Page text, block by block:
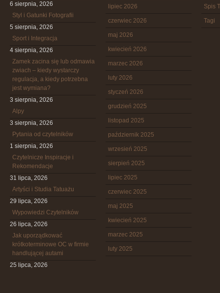
6 sierpnia, 2026
Styl i Gatunki Fotografii
5 sierpnia, 2026
Sport i Integracja
4 sierpnia, 2026
Zamek zacina się lub odmawia
zwiach – kiedy wystarczy
regulacja, a kiedy potrzebna
jest wymiana?
3 sierpnia, 2026
Alpy
3 sierpnia, 2026
Pytania od czytelników
1 sierpnia, 2026
Czytelnicze Inspiracje i
Rekomendacje
31 lipca, 2026
Artyści i Studia Tatuażu
29 lipca, 2026
Wypowiedzi Czytelników
26 lipca, 2026
Jak uporządkować
krótkoterminowe OC w firmie
handlującej autami
25 lipca, 2026
lipiec 2026
czerwiec 2026
maj 2026
kwiecień 2026
marzec 2026
luty 2026
styczeń 2026
grudzień 2025
listopad 2025
październik 2025
wrzesień 2025
sierpień 2025
lipiec 2025
czerwiec 2025
maj 2025
kwiecień 2025
marzec 2025
luty 2025
Spis
Tagi